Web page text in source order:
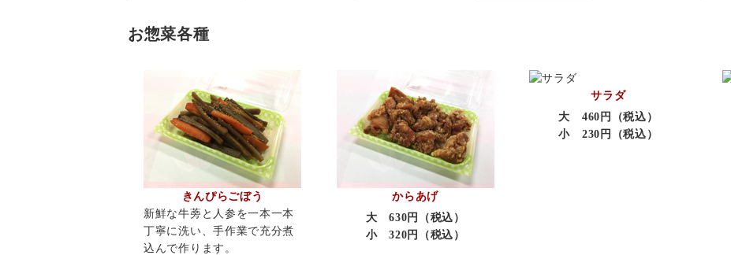
お惣菜各種
きんぴらごぼう
新鮮な牛蒡と人参を一本一本
丁寧に洗い、手作業で充分煮
込んで作ります。
からあげ
大 630円（税込）
小 320円（税込）
サラダ
大 460円（税込）
小 230円（税込）